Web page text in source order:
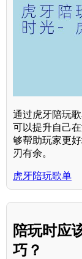
通过虎牙陪玩
可以提升自己
够帮助玩家更
刃有余。
虎牙陪玩歌单
陪玩时应
巧？